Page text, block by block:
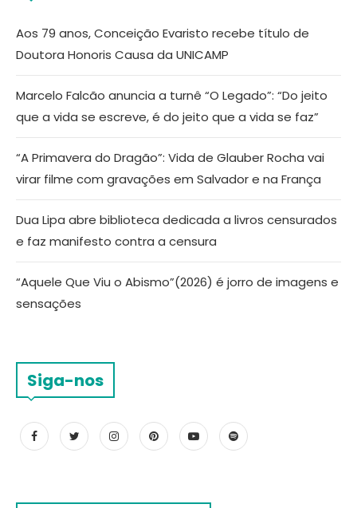
Aos 79 anos, Conceição Evaristo recebe título de
Doutora Honoris Causa da UNICAMP
Marcelo Falcão anuncia a turnê “O Legado”: “Do jeito
que a vida se escreve, é do jeito que a vida se faz”
“A Primavera do Dragão”: Vida de Glauber Rocha vai
virar filme com gravações em Salvador e na França
Dua Lipa abre biblioteca dedicada a livros censurados
e faz manifesto contra a censura
“Aquele Que Viu o Abismo”(2026) é jorro de imagens e
sensações
Siga-nos